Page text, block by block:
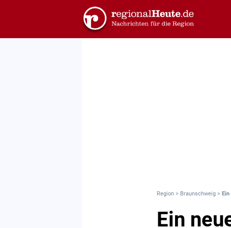
Region > Braunschweig >
Ein